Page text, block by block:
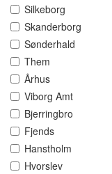
Silkeborg
Skanderborg
Sønderhald
Them
Århus
Viborg Amt
Bjerringbro
Fjends
Hanstholm
Hvorslev